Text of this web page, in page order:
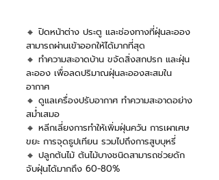
🔸 ปิดหน้าต่าง ประตู และช่องทางที่ฝุ่นละออง
สามารถผ่านเข้าออกให้ได้มากที่สุด
🔸 ทำความสะอาดบ้าน ขจัดสิ่งสกปรก และฝุ่น
ละออง เพื่อลดปริมาณฝุ่นละอองสะสมใน
อากาศ
🔸 ดูแลเครื่องปรับอากาศ ทำความสะอาดอย่าง
สม่ำเสมอ
🔸 หลีกเลี่ยงการทำให้เพิ่มฝุ่นควัน การเผาเศษ
ขยะ การจุดธูปเทียน รวมไปถึงการสูบบุหรี่
🔸 ปลูกต้นไม้ ต้นไม้บางชนิดสามารถช่วยดัก
จับฝุ่นได้มากถึง 60-80%